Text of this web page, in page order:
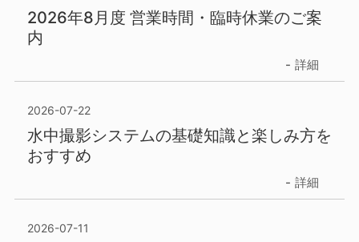
2026年8月度 営業時間・臨時休業のご案
内
詳細
2026-07-22
水中撮影システムの基礎知識と楽しみ方を
おすすめ
詳細
2026-07-11